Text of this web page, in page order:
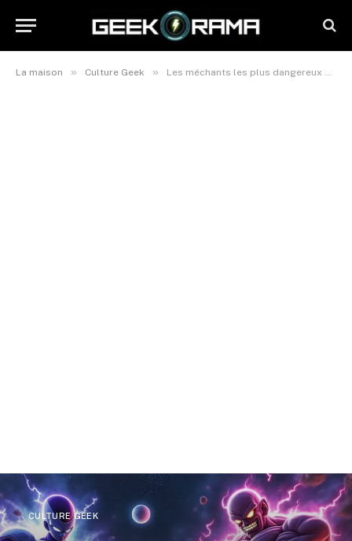
La maison » Culture Geek » Les méchants les plus dangereux de dragon ball z : un plongeon dans l’univers de la pop culture
CULTURE GEEK